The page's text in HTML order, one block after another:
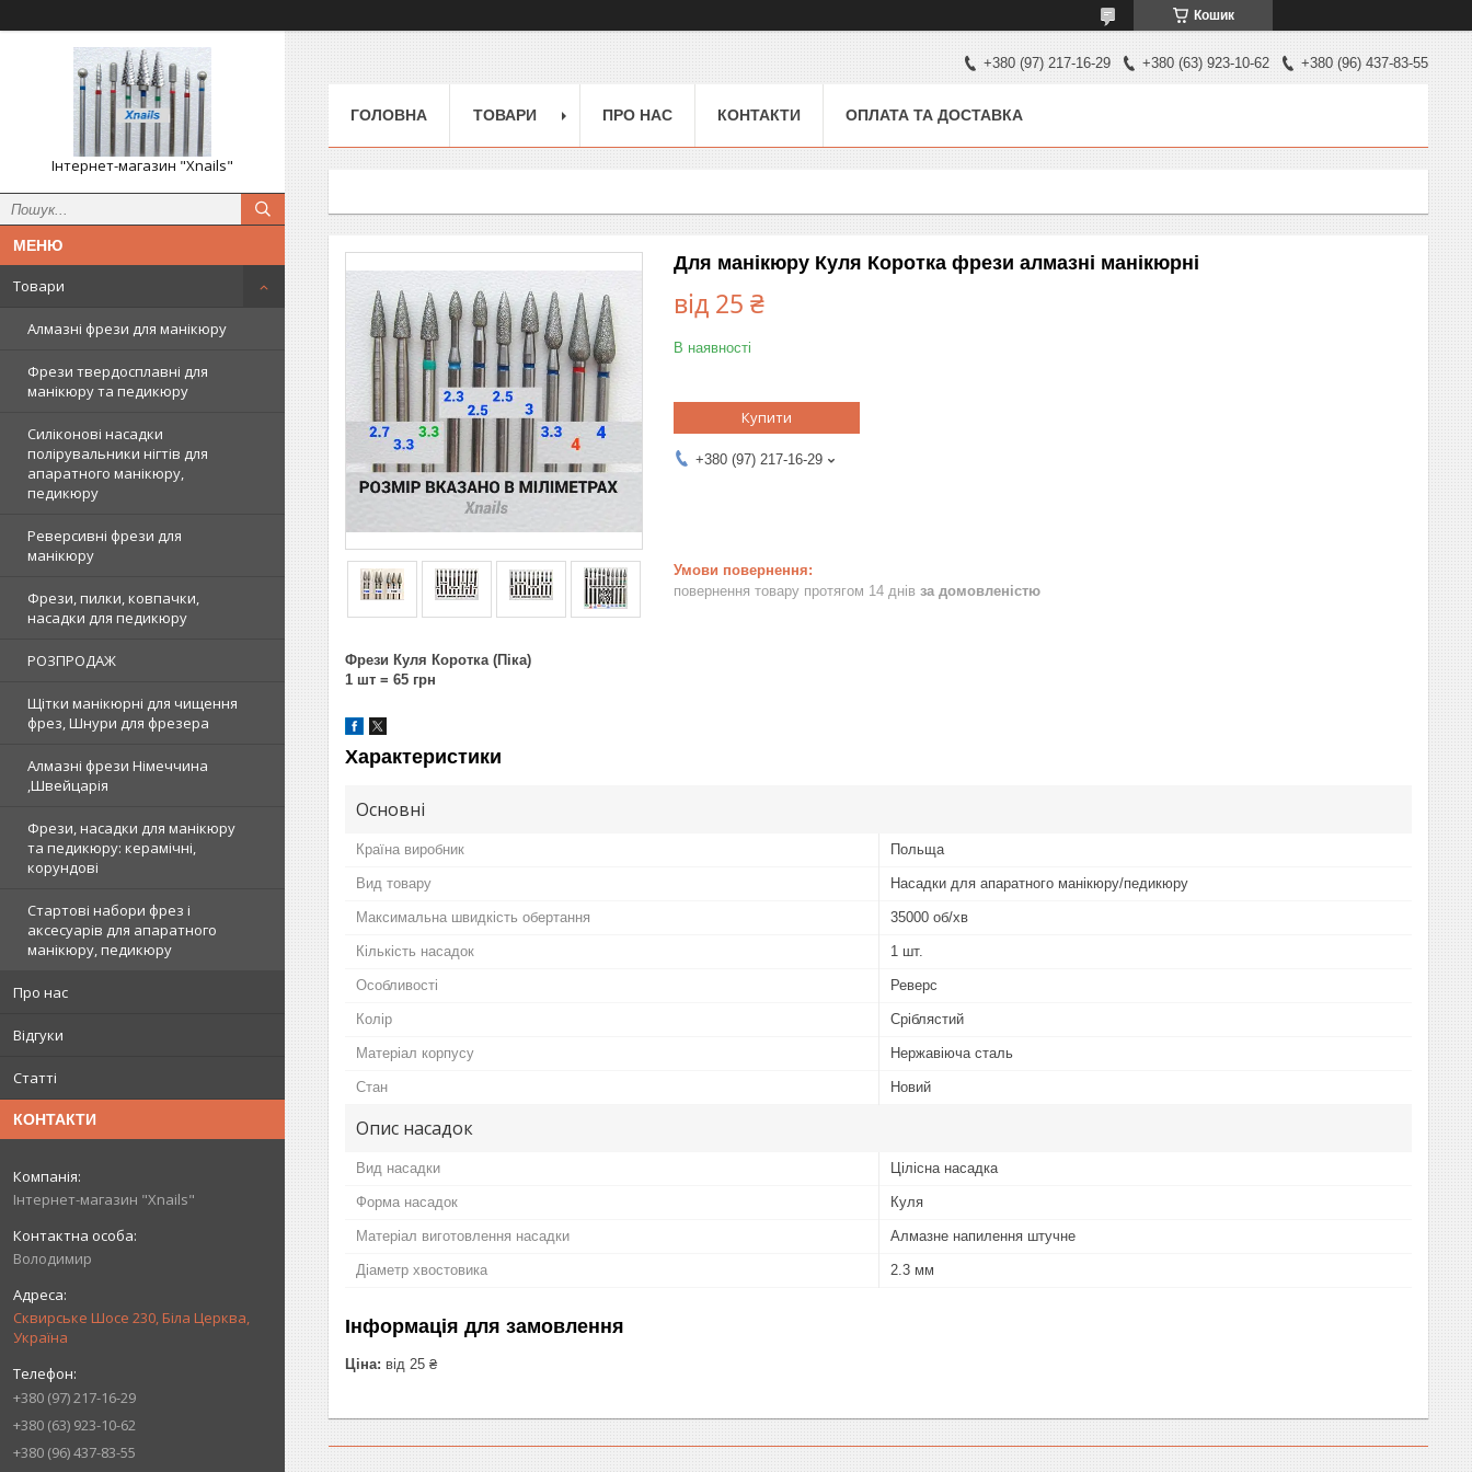
Кошик
Інтернет-магазин "Xnails"
Товари
Алмазні фрези для манікюру
Фрези твердосплавні для
манікюру та педикюру
Силіконові насадки
полірувальники нігтів для
апаратного манікюру,
педикюру
Реверсивні фрези для
манікюру
Фрези, пилки, ковпачки,
насадки для педикюру
РОЗПРОДАЖ
Щітки манікюрні для чищення
фрез, Шнури для фрезера
Алмазні фрези Німеччина
,Швейцарія
Фрези, насадки для манікюру
та педикюру: керамічні,
корундові
Стартові набори фрез і
аксесуарів для апаратного
манікюру, педикюру
Про нас
Відгуки
Статті
КОНТАКТИ
Інтернет-магазин "Xnails"
Володимир
Сквирське Шосе 230, Біла Церква,
Україна
+380 (97) 217-16-29
+380 (63) 923-10-62
+380 (96) 437-83-55
+380 (97) 217-16-29 +380 (63) 923-10-62 +380 (96) 437-83-55
ГОЛОВНА ТОВАРИ ПРО НАС КОНТАКТИ ОПЛАТА ТА ДОСТАВКА
Для манікюру Куля Коротка фрези алмазні манікюрні
від 25 ₴
В наявності
Купити
+380 (97) 217-16-29
повернення товару протягом 14 днів за домовленістю
Фрези Куля Коротка (Піка)
1 шт = 65 грн
Характеристики
Основні
Країна виробник Польща
Вид товару Насадки для апаратного манікюру/педикюру
Максимальна швидкість обертання 35000 об/хв
Кількість насадок 1 шт.
Особливості Реверс
Колір Сріблястий
Матеріал корпусу Нержавіюча сталь
Стан Новий
Опис насадок
Вид насадки Цілісна насадка
Форма насадок Куля
Матеріал виготовлення насадки Алмазне напилення штучне
Діаметр хвостовика 2.3 мм
Інформація для замовлення
Ціна: від 25 ₴